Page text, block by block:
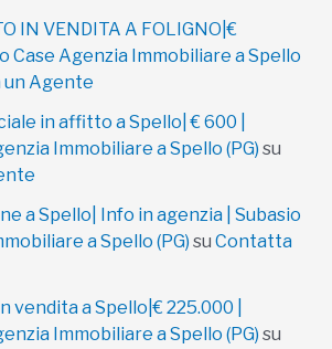
IN VENDITA A FOLIGNO|€
Case Agenzia Immobiliare a Spello
Agente
in affitto a Spello| € 600 |
Immobiliare a Spello (PG) su
a Spello| Info in agenzia | Subasio
a Spello (PG) su Contatta
a Spello|€ 225.000 |
Immobiliare a Spello (PG) su